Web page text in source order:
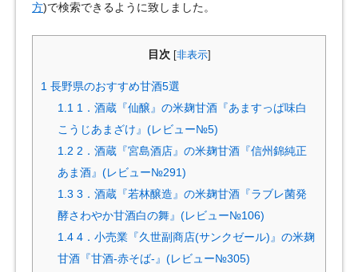
方)で検索できるように致しました。
目次 非表示]
1 長野県のおすすめ甘酒5選
1.1 1．酒蔵『仙醸』の米麹甘酒『あますっぱ味白
こうじあまざけ』(レビュー№5)
1.2 2．酒蔵『宮島酒店』の米麹甘酒『信州錦純正
あま酒』(レビュー№291)
1.3 3．酒蔵『若林醸造』の米麹甘酒『ラブレ菌発
酵さわやか甘酒白の舞』(レビュー№106)
1.4 4．小売業『久世副商店(サンクゼール)』の米麹
甘酒『甘酒-赤そば-』(レビュー№305)